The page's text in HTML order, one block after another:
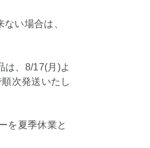
い場合は、
は、8/17(月)よ
次発送いたし
を夏季休業と